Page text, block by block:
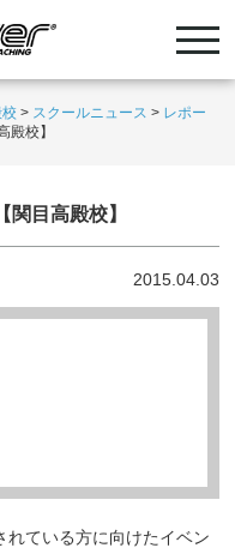
校 > スクールニュース > レポー
校】
目高殿校】
2015.04.03
れている方に向けたイベン